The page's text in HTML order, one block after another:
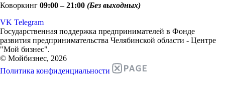
Коворкинг 09:00 – 21:00 (Без выходных)
VK Telegram
Государственная поддержка предпринимателей в Фонде
развития предпринимательства Челябинской области - Центре
"Мой бизнес".
© Мойбизнес, 2026
Политика конфиденциальности